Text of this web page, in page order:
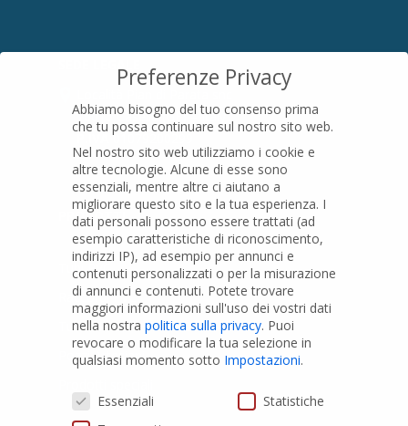
16015 Casella (GE) – Italy
01079200299
PRODOTTI
Tubi PVC
Raccordi PVC
Tubi e Raccordi in PVC-A
Pozzi Artesiani
Preferenze Privacy
Abbiamo bisogno del tuo consenso prima
che tu possa continuare sul nostro sito web.
Nel nostro sito web utilizziamo i cookie e
altre tecnologie. Alcune di esse sono
essenziali, mentre altre ci aiutano a
migliorare questo sito e la tua esperienza. I
dati personali possono essere trattati (ad
esempio caratteristiche di riconoscimento,
indirizzi IP), ad esempio per annunci e
contenuti personalizzati o per la misurazione
di annunci e contenuti. Potete trovare
maggiori informazioni sull'uso dei vostri dati
nella nostra politica sulla privacy. Puoi
revocare o modificare la tua selezione in
qualsiasi momento sotto Impostazioni.
Preferenze Privacy
Essenziali
Statistiche